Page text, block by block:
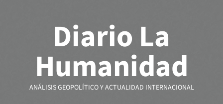
Diario La
Humanidad
ANÁLISIS GEOPOLÍTICO Y ACTUALIDAD INTERNACIONAL